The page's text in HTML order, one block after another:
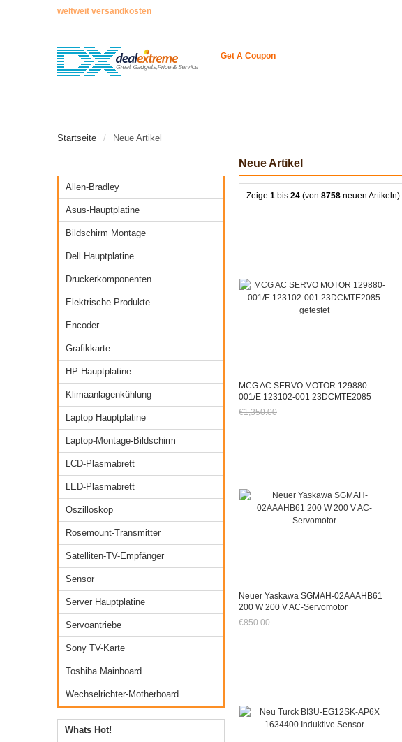
weltweit versandkosten
Get A Coupon
Startseite Neue Artikel
Allen-Bradley
Asus-Hauptplatine
Bildschirm Montage
Dell Hauptplatine
Druckerkomponenten
Elektrische Produkte
Encoder
Grafikkarte
HP Hauptplatine
Klimaanlagenkühlung
Laptop Hauptplatine
Laptop-Montage-Bildschirm
LCD-Plasmabrett
LED-Plasmabrett
Oszilloskop
Rosemount-Transmitter
Satelliten-TV-Empfänger
Sensor
Server Hauptplatine
Servoantriebe
Sony TV-Karte
Toshiba Mainboard
Wechselrichter-Motherboard
Whats Hot!
Neue Artikel
Zeige 1 bis 24 (von 8758 neuen Artikeln)
MCG AC SERVO MOTOR 129880-
001/E 123102-001 23DCMTE2085
Getestet
€1,350.00
Neuer Yaskawa SGMAH-02AAAHB61
200 W 200 V AC-Servomotor
€850.00